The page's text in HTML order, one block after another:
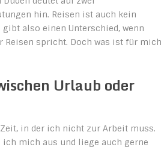
hin. Reisen ist auch kein
gibt also einen Unterschied, wenn
Reisen spricht. Doch was ist für mich
Urlaub oder
in der ich nicht zur Arbeit muss.
mich aus und liege auch gerne